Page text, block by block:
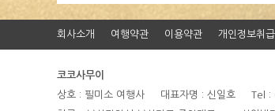
회사소개 여행약관 이용약관 개인정보취
코코사무이
상호 : 필미소 여행사 대표자명 : 신일호